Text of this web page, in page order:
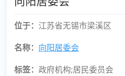
位于： 江苏省无锡市梁溪区
名称： 向阳居委会
标签： 政府机构;居民委员会